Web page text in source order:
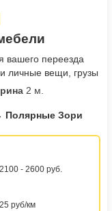
вашего переезда
личные вещи, грузы
2 м.
Полярные Зори
2100 - 2600 руб.
25 руб/км